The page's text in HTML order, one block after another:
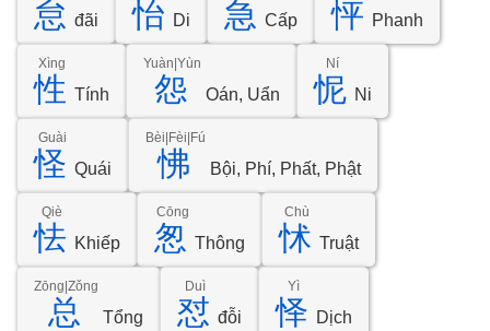
怠 đãi 怡 Di 急 Cấp 怦 Phanh
性
Xìng
Tính 怨
Yuàn|Yùn
Oán, Uẩn 怩
Ní
Ni
怪
Guài
Quái 怫
Bèi|Fèi|Fú
Bội, Phí, Phất, Phật
怯
Qiè
Khiếp 怱
Cōng
Thông 怵
Chù
Truật
总
Zōng|Zǒng
Tổng 怼
Duì
đỗi 怿
Yì
Dịch